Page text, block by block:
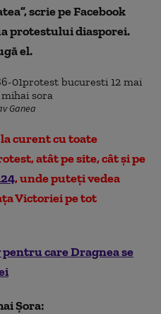
”, scrie pe Facebook
protestului diasporei.
el.
Ganea
curent cu toate
atât pe site, cât și pe
, unde puteți vedea
Victoriei pe tot
care Dragnea se
Șora: